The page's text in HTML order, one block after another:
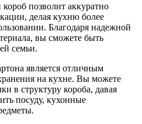
позволит аккуратно
делая кухню более
Благодаря надежной
вы сможете быть
семьи.
является отличным
на кухне. Вы можете
в структуру короба, давая
посуду, кухонные